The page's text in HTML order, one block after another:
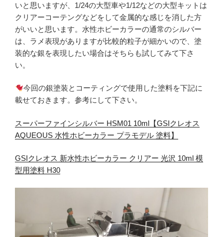
いと思いますが、1/24の大型車や1/12などの大型キットは
クリアーコーテングなどをして金属的な感じを消した方
がいいと思います。水性ホビーカラーの通常のシルバー
は、ラメ表現がありますが比較的粒子が細かいので、塗
装的な銀を表現したい場合はそちらも試してみて下さ
い。
今回の銀塗装とコーティングで使用した塗料を下記に
載せておきます。参考にして下さい。
スーパーファインシルバー HSM01 10ml【GSIクレオス
AQUEOUS 水性ホビーカラー プラモデル 塗料】
GSIクレオス 新水性ホビーカラー クリアー 光沢 10ml 模
型用塗料 H30